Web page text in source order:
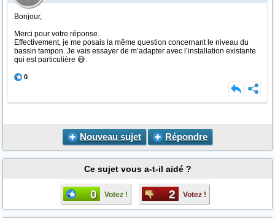
Bonjour,
Merci pour votre réponse.
Effectivement, je me posais la même question concernant le niveau du
bassin tampon. Je vais essayer de m’adapter avec l’installation existante
qui est particulière 😅.
0
Nouveau sujet Répondre
Ce sujet vous a-t-il aidé ?
0 Votez ! 2 Votez !